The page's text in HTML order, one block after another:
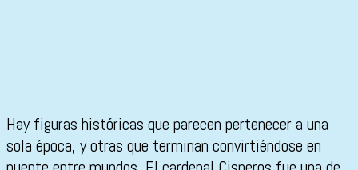
Hay figuras históricas que parecen pertenecer a una
sola época, y otras que terminan convirtiéndose en